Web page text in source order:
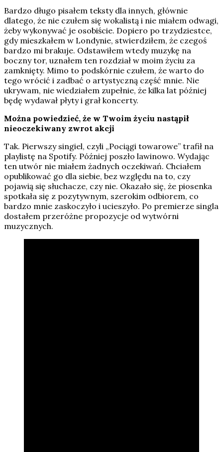
Bardzo długo pisałem teksty dla innych, głównie
dlatego, że nie czułem się wokalistą i nie miałem odwagi,
żeby wykonywać je osobiście. Dopiero po trzydziestce,
gdy mieszkałem w Londynie, stwierdziłem, że czegoś
bardzo mi brakuje. Odstawiłem wtedy muzykę na
boczny tor, uznałem ten rozdział w moim życiu za
zamknięty. Mimo to podskórnie czułem, że warto do
tego wrócić i zadbać o artystyczną część mnie. Nie
ukrywam, nie wiedziałem zupełnie, że kilka lat później
będę wydawał płyty i grał koncerty.
Można powiedzieć, że w Twoim życiu nastąpił
nieoczekiwany zwrot akcji
Tak. Pierwszy singiel, czyli „Pociągi towarowe” trafił na
playlistę na Spotify. Później poszło lawinowo. Wydając
ten utwór nie miałem żadnych oczekiwań. Chciałem
opublikować go dla siebie, bez względu na to, czy
pojawią się słuchacze, czy nie. Okazało się, że piosenka
spotkała się z pozytywnym, szerokim odbiorem, co
bardzo mnie zaskoczyło i ucieszyło. Po premierze singla
dostałem przeróżne propozycje od wytwórni
muzycznych.